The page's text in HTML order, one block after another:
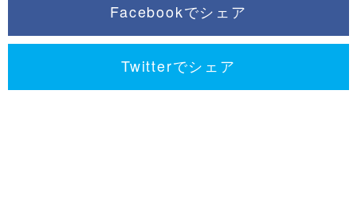
Facebookでシェア
Twitterでシェア